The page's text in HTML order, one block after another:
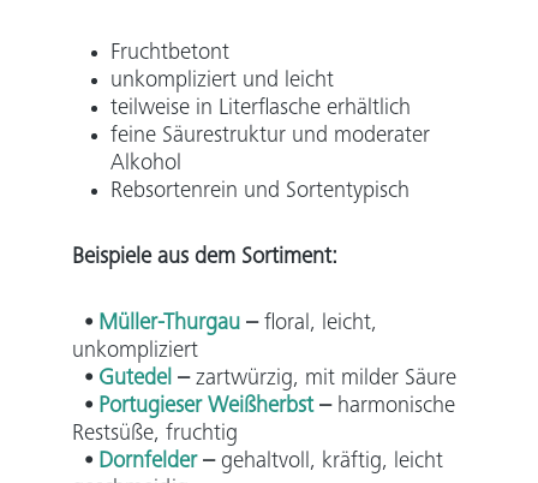
Fruchtbetont
unkompliziert und leicht
teilweise in Literflasche erhältlich
feine Säurestruktur und moderater
Alkohol
Rebsortenrein und Sortentypisch
Beispiele aus dem Sortiment:
⦁ Müller-Thurgau – floral, leicht,
unkompliziert
⦁ Gutedel – zartwürzig, mit milder Säure
⦁ Portugieser Weißherbst– harmonische
Restsüße, fruchtig
⦁ Dornfelder– gehaltvoll, kräftig, leicht